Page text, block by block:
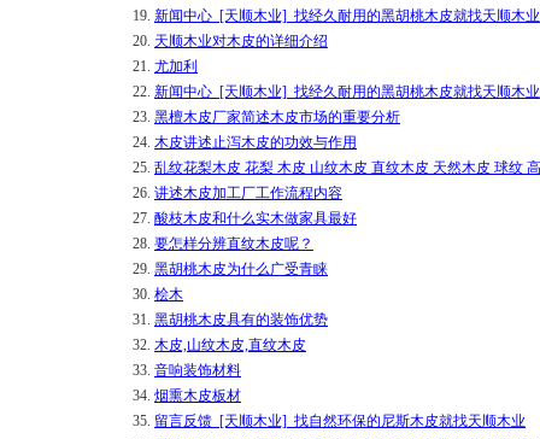
19. 新闻中心_[天顺木业]_找经久耐用的黑胡桃木皮就找天顺木业
20. 天顺木业对木皮的详细介绍
21. 尤加利
22. 新闻中心_[天顺木业]_找经久耐用的黑胡桃木皮就找天顺木业
23. 黑檀木皮厂家简述木皮市场的重要分析
24. 木皮讲述止泻木皮的功效与作用
25. 乱纹花梨木皮 花梨 木皮 山纹木皮 直纹木皮 天然木皮 球纹
26. 讲述木皮加工厂工作流程内容
27. 酸枝木皮和什么实木做家具最好
28. 要怎样分辨直纹木皮呢？
29. 黑胡桃木皮为什么广受青睐
30. 桧木
31. 黑胡桃木皮具有的装饰优势
32. 木皮,山纹木皮,直纹木皮
33. 音响装饰材料
34. 烟熏木皮板材
35. 留言反馈_[天顺木业]_找自然环保的尼斯木皮就找天顺木业